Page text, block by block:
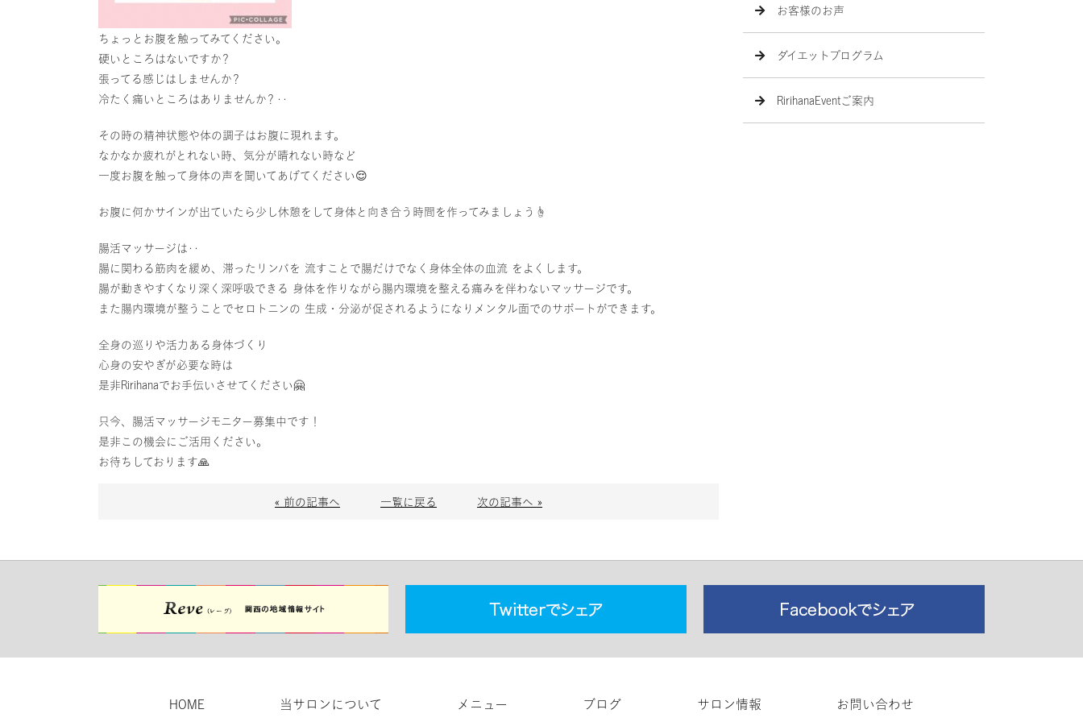
ちょっとお腹を触ってみてください。
硬いところはないですか？
張ってる感じはしませんか？
冷たく痛いところはありませんか？‥
その時の精神状態や体の調子はお腹に現れます。
なかなか疲れがとれない時、気分が晴れない時など
一度お腹を触って身体の声を聞いてあげてください😌
お腹に何かサインが出ていたら少し休憩をして身体と向き合う時間を作ってみましょう☝️
腸活マッサージは‥
腸に関わる筋肉を緩め、滞ったリンパを 流すことで腸だけでなく身体全体の血流 をよくします。
腸が動きやすくなり深く深呼吸できる 身体を作りながら腸内環境を整える痛みを伴わないマッサージです。
また腸内環境が整うことでセロトニンの 生成・分泌が促されるようになりメンタル面でのサポートができます。
全身の巡りや活力ある身体づくり
心身の安やぎが必要な時は
是非Ririhanaでお手伝いさせてください🤗
只今、腸活マッサージモニター募集中です！
是非この機会にご活用ください。
お待ちしております🙏
« 前の記事へ 一覧に戻る 次の記事へ »
お客様のお声
ダイエットプログラム
RirihanaEventご案内
HOME 当サロンについて メニュー ブログ サロン情報 お問い合わせ